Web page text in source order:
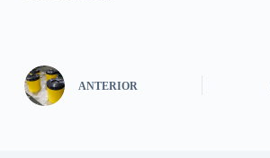
ANTERIOR